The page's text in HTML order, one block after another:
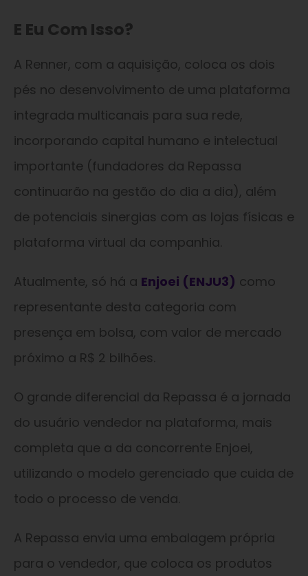
E Eu Com Isso?
A Renner, com a aquisição, coloca os dois
pés no desenvolvimento de uma plataforma
integrada multicanais para sua rede,
incorporando capital humano e intelectual
importante (fundadores da Repassa
continuarão na gestão do dia a dia), além
de potenciais sinergias com as lojas físicas e
plataforma virtual da companhia.
Atualmente, só há a Enjoei (ENJU3) como
representante desta categoria com
presença em bolsa, com valor de mercado
próximo a R$ 2 bilhões.
O grande diferencial da Repassa é a jornada
do usuário vendedor na plataforma, mais
completa que a da concorrente Enjoei,
utilizando o modelo gerenciado que cuida de
todo o processo de venda.
A Repassa envia uma embalagem própria
para o vendedor, que coloca os produtos